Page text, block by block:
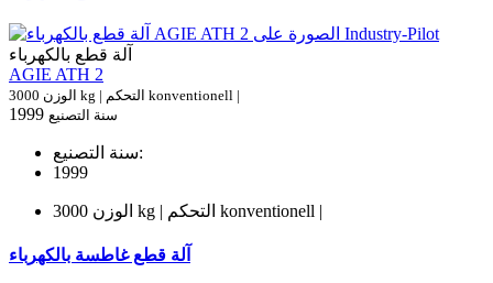
آلة قطع بالكهرباء
AGIE ATH 2
الوزن 3000 kg | التحكم konventionell |
سنة التصنيع
سنة التصنيع:
1999
الوزن 3000 kg | التحكم konventionell |
آلة قطع غاطسة بالكهرباء